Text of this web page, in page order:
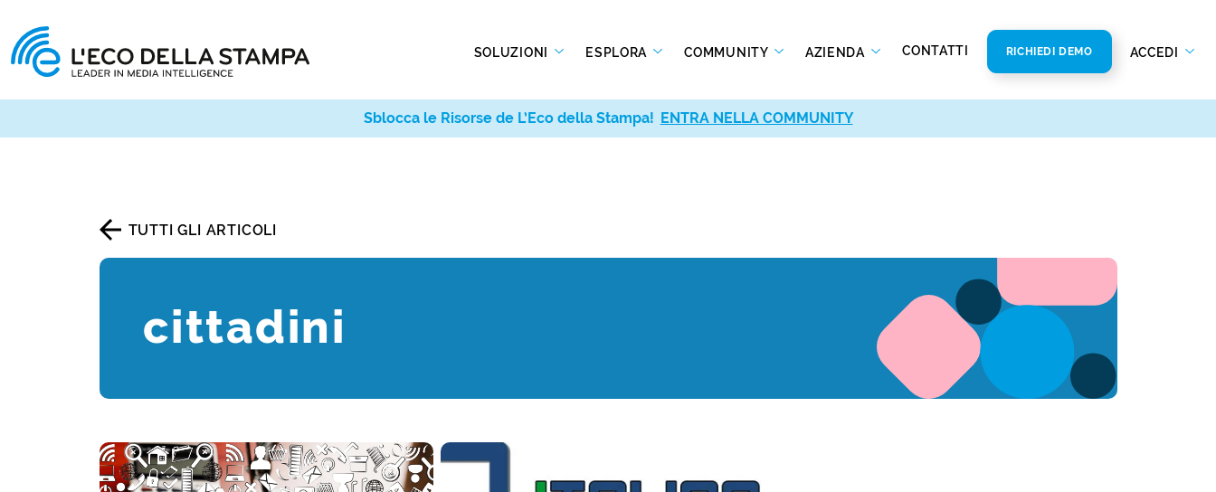
SOLUZIONI ESPLORA COMMUNITY AZIENDA CONTATTI RICHIEDI DEMO ACCEDI
TUTTI GLI ARTICOLI
cittadini
Sblocca le Risorse de L’Eco della Stampa! ENTRA NELLA COMMUNITY